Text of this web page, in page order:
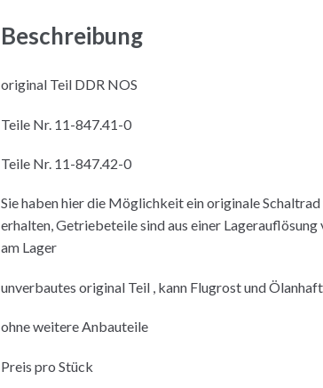
Beschreibung
original Teil DDR NOS
Teile Nr. 11-847.41-0
Teile Nr. 11-847.42-0
Sie haben hier die Möglichkeit ein originale
erhalten, Getriebeteile sind aus einer
am Lager
unverbautes original Teil , kann Flugrost und
ohne weitere Anbauteile
Preis pro Stück